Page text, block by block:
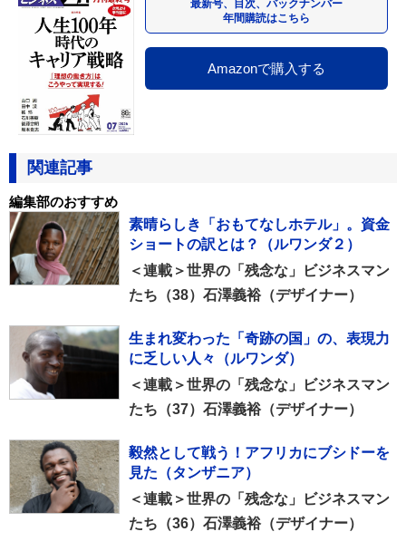
最新号、目次、バックナンバー
年間購読はこちら
Amazonで購入する
関連記事
編集部のおすすめ
素晴らしき「おもてなしホテル」。資金
ショートの訳とは？（ルワンダ２）
＜連載＞世界の「残念な」ビジネスマン
たち（38）石澤義裕（デザイナー）
生まれ変わった「奇跡の国」の、表現力
に乏しい人々（ルワンダ）
＜連載＞世界の「残念な」ビジネスマン
たち（37）石澤義裕（デザイナー）
毅然として戦う！アフリカにブシドーを
見た（タンザニア）
＜連載＞世界の「残念な」ビジネスマン
たち（36）石澤義裕（デザイナー）